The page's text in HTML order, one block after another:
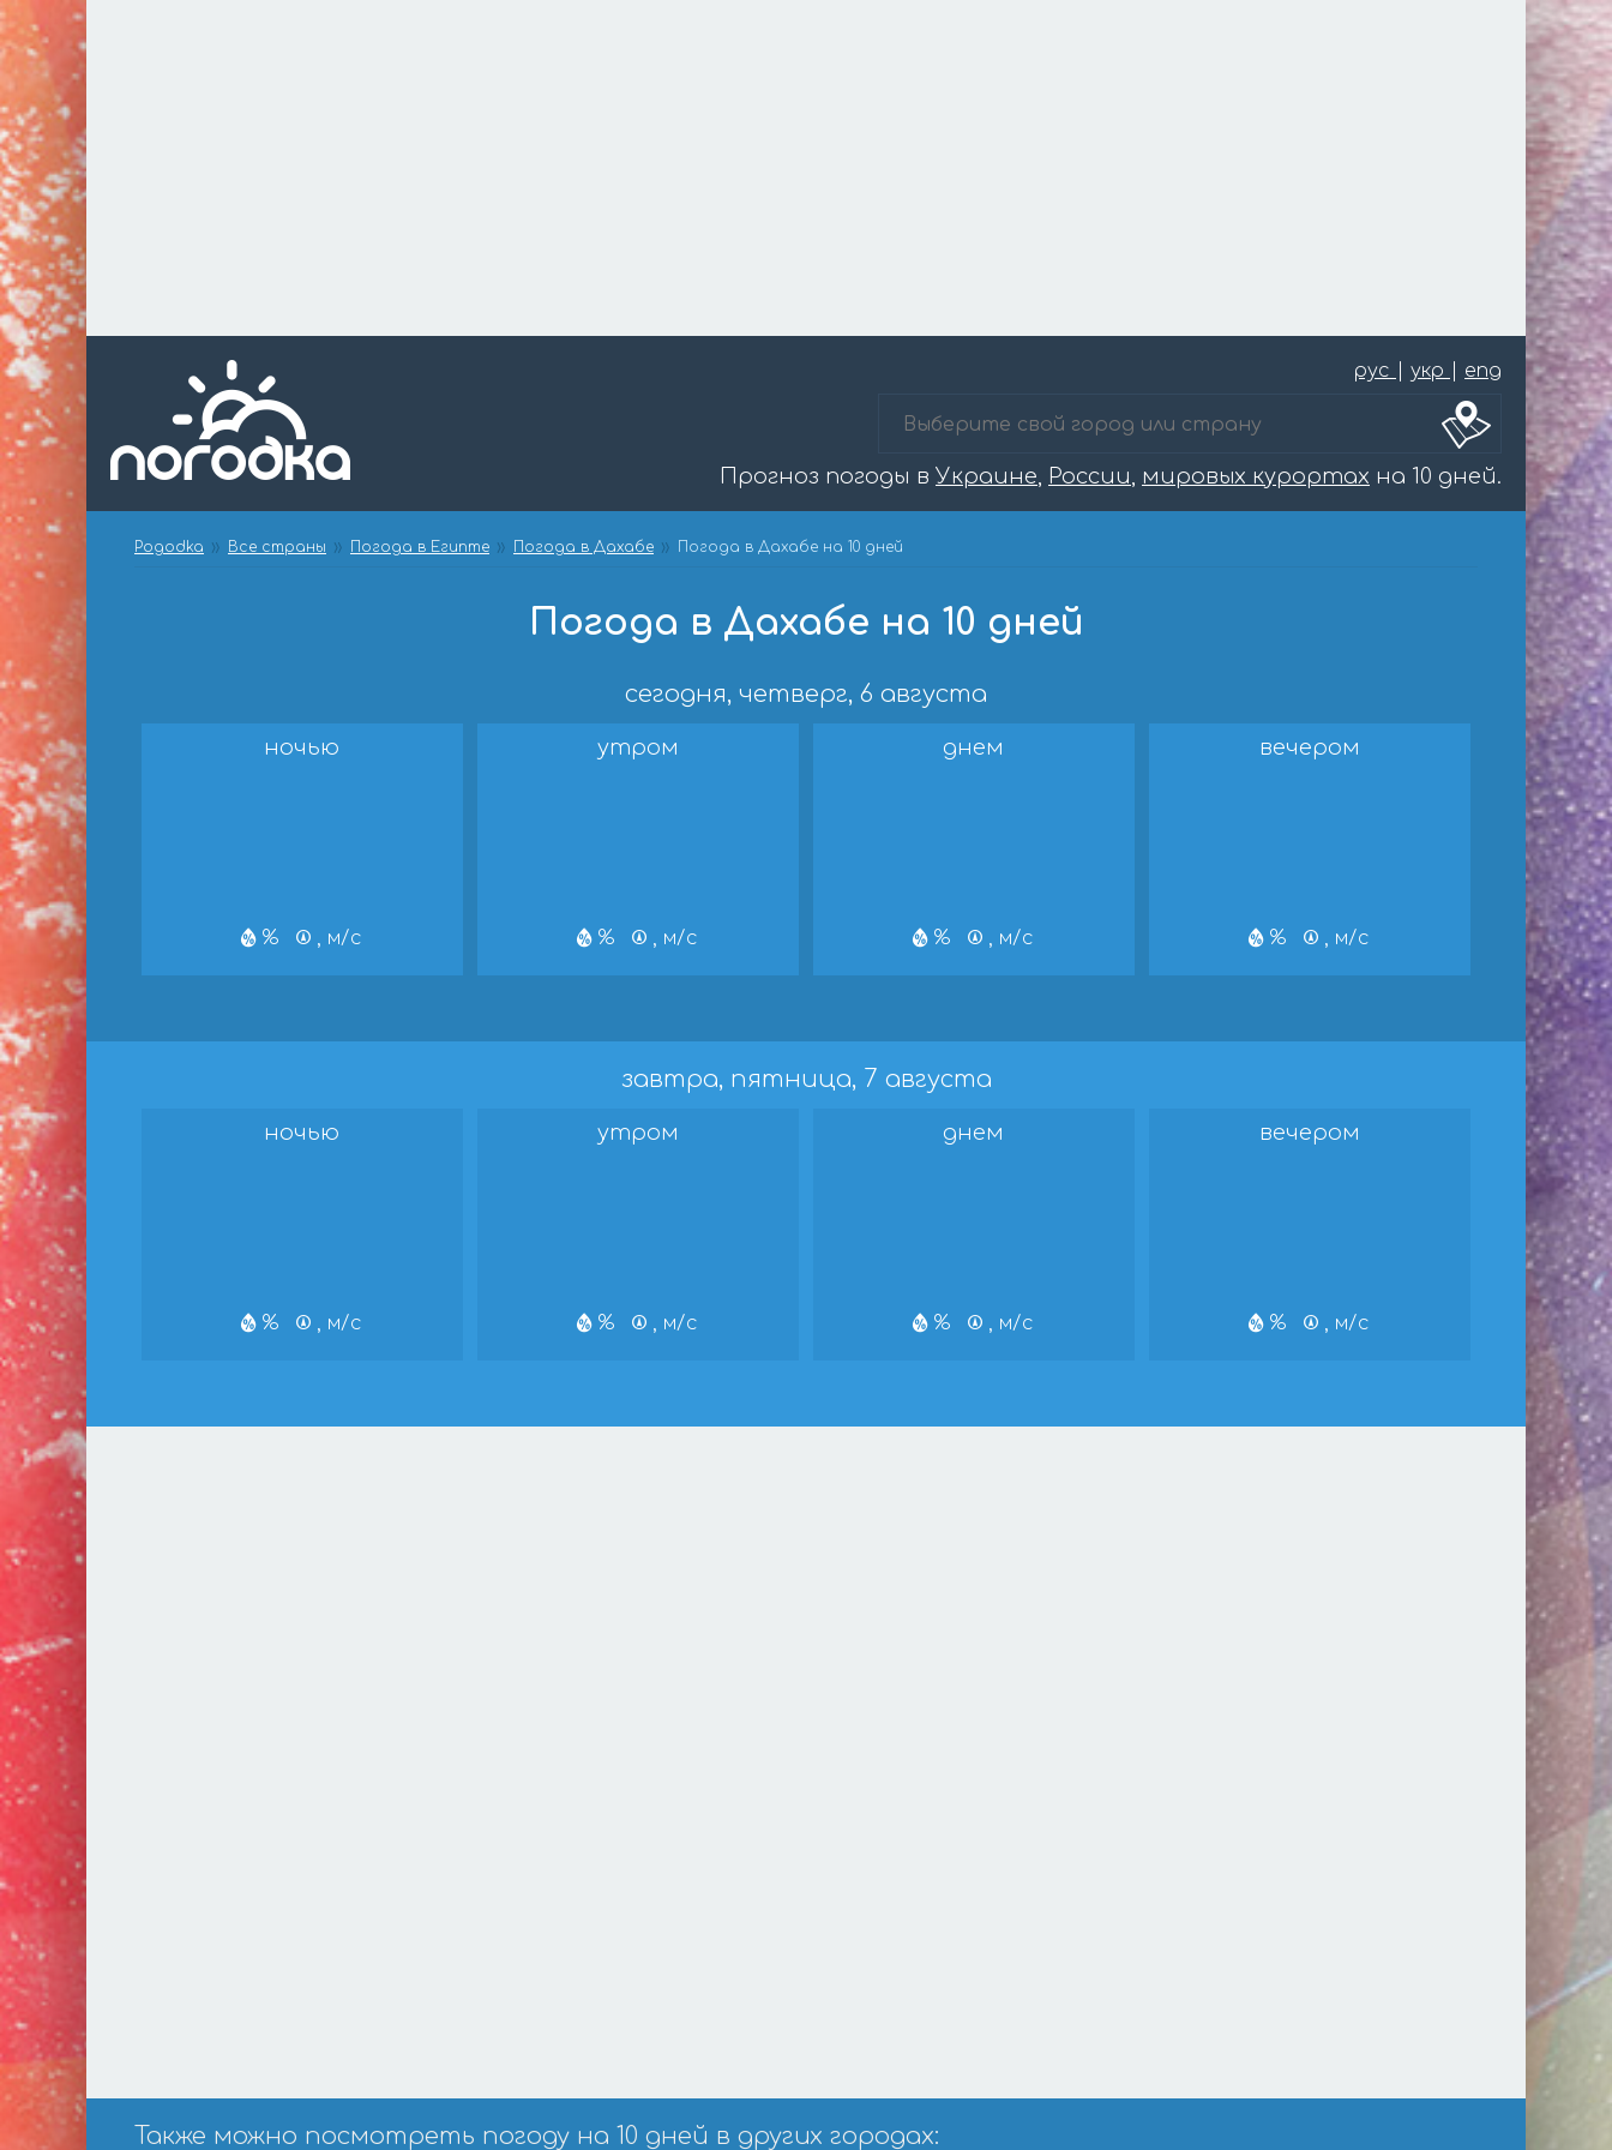
рус укр eng
Прогноз погоды в Украине, России, мировых курортах на 10 дней.
Pogodka Все страны Погода в Египте Погода в Дахабе Погода в Дахабе на 10 дней
Погода в Дахабе на 10 дней
сегодня, четверг, 6 августа
ночью
% , м/с
утром
% , м/с
днем
% , м/с
вечером
% , м/с
завтра, пятница, 7 августа
ночью
% , м/с
утром
% , м/с
днем
% , м/с
вечером
% , м/с
Также можно посмотреть погоду на 10 дней в других городах: